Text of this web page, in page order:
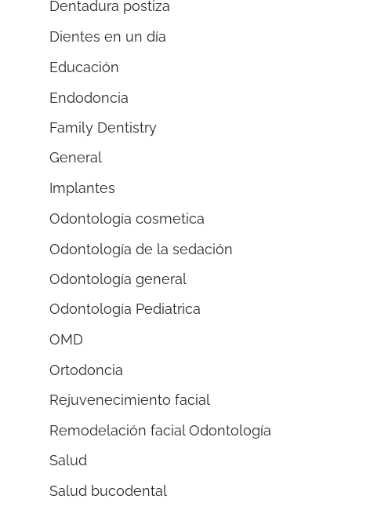
Dentadura postiza
Dientes en un día
Educación
Endodoncia
Family Dentistry
General
Implantes
Odontología cosmetica
Odontología de la sedación
Odontología general
Odontología Pediatrica
OMD
Ortodoncia
Rejuvenecimiento facial
Remodelación facial Odontología
Salud
Salud bucodental